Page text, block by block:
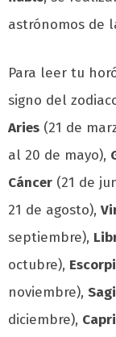
astrónomos de
Para leer tu
signo del
Aries (21 de
al 20 de mayo),
Cáncer (21 de
21 de agosto),
septiembre),
octubre),
noviembre),
diciembre),